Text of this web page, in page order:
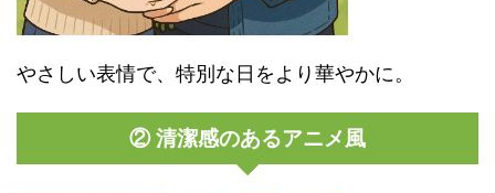
やさしい表情で、特別な日をより華やかに。
② 清潔感のあるアニメ風